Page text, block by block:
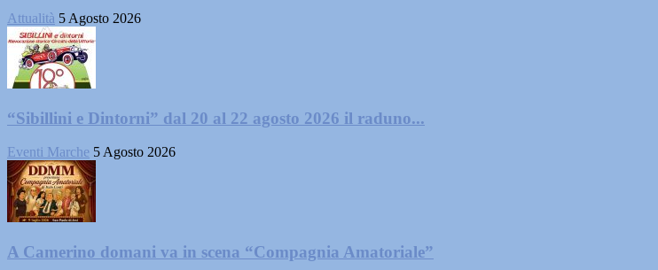
Attualità 5 Agosto 2026
“Sibillini e Dintorni” dal 20 al 22 agosto 2026 il raduno...
Eventi Marche 5 Agosto 2026
A Camerino domani va in scena “Compagnia Amatoriale”